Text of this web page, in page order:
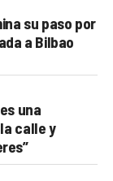
su paso por
a Bilbao
una
calle y